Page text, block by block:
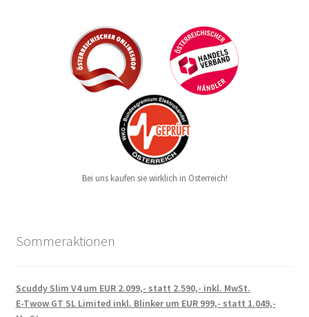
Bei uns kaufen sie wirklich in Österreich!
Sommeraktionen
Scuddy Slim V4 um EUR 2.099,- statt 2.590,- inkl. MwSt.
E-Twow GT SL Limited inkl. Blinker um EUR 999,- statt 1.049,-